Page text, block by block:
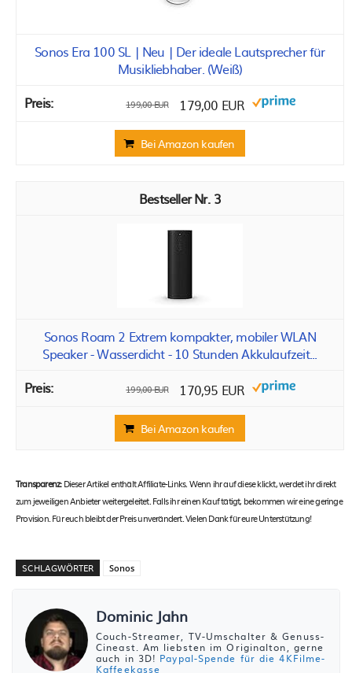
Sonos Era 100 SL | Neu | Der ideale Lautsprecher für
Musikliebhaber. (Weiß)
199,00 EUR 179,00 EUR
Bei Amazon kaufen
3
Sonos Roam 2 Extrem kompakter, mobiler WLAN
Speaker - Wasserdicht - 10 Stunden Akkulaufzeit...
199,00 EUR 170,95 EUR
Bei Amazon kaufen
Transparenz:Dieser Artikel enthält Affiliate-Links. Wenn ihr auf diese klickt, werdet ihr direkt
zum jeweiligen Anbieter weitergeleitet. Falls ihr einen Kauf tätigt, bekommen wir eine geringe
Provision. Für euch bleibt der Preis unverändert. Vielen Dank für eure Unterstützung!
SCHLAGWÖRTER Sonos
Dominic Jahn
Couch-Streamer, TV-Umschalter & Genuss-
Cineast. Am liebsten im Originalton, gerne
auch in 3D! Paypal-Spende für die 4KFilme-
Kaffeekasse